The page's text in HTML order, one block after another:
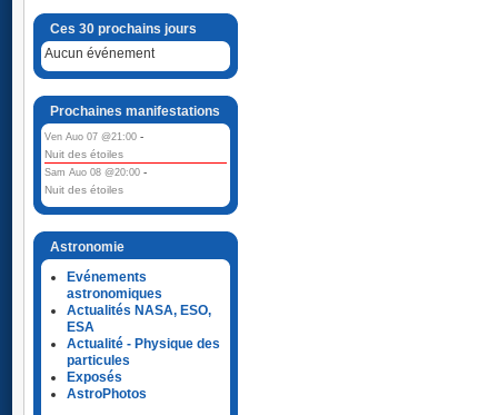
Ces 30 prochains jours
Aucun événement
Prochaines manifestations
Ven Auo 07 @21:00 -
Nuit des étoiles
Sam Auo 08 @20:00 -
Nuit des étoiles
Astronomie
Evénements
astronomiques
Actualités NASA, ESO,
ESA
Actualité - Physique des
particules
Exposés
AstroPhotos